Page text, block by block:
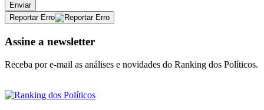
Enviar
Reportar Erro
Assine a newsletter
Receba por e-mail as análises e novidades do Ranking dos Políticos.